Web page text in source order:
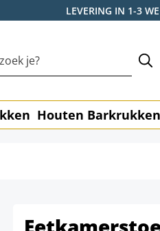
LEVERING IN 1-3
Houten Barkrukken